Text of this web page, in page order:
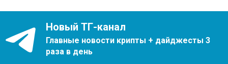
Новый ТГ-канал
Главные новости крипты + дайджесты 3
раза в день